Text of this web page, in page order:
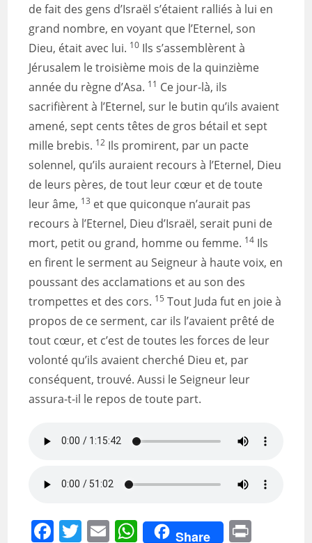
de fait des gens d’Israël s’étaient ralliés à lui en
grand nombre, en voyant que l’Eternel, son
Dieu, était avec lui. 10 Ils s’assemblèrent à
Jérusalem le troisième mois de la quinzième
année du règne d’Asa. 11 Ce jour-là, ils
sacrifièrent à l’Eternel, sur le butin qu’ils avaient
amené, sept cents têtes de gros bétail et sept
mille brebis. 12 Ils promirent, par un pacte
solennel, qu’ils auraient recours à l’Eternel, Dieu
de leurs pères, de tout leur cœur et de toute
leur âme, 13 et que quiconque n’aurait pas
recours à l’Eternel, Dieu d’Israël, serait puni de
mort, petit ou grand, homme ou femme. 14 Ils
en firent le serment au Seigneur à haute voix, en
poussant des acclamations et au son des
trompettes et des cors. 15 Tout Juda fut en joie à
propos de ce serment, car ils l’avaient prêté de
tout cœur, et c’est de toutes les forces de leur
volonté qu’ils avaient cherché Dieu et, par
conséquent, trouvé. Aussi le Seigneur leur
assura-t-il le repos de toute part.
F T E W Share